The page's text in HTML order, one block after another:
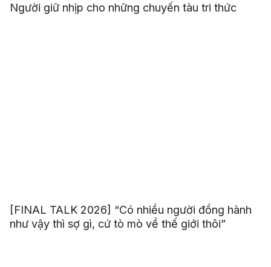
Người giữ nhịp cho những chuyến tàu tri thức
[FINAL TALK 2026] “Có nhiều người đồng hành
như vậy thì sợ gì, cứ tò mò về thế giới thôi”